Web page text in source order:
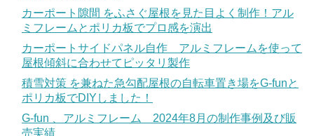
カーポート隙間 をふさぐ屋根を見た目よく制作！アル
ミフレームとポリカ板でプロ感を演出
カーポートサイドパネル自作 アルミフレームを使って
屋根傾斜に合わせてピッタリ製作
積雪対策 を兼ねた急勾配屋根の自転車置き場をG-funと
ポリカ板でDIYしました！
G-fun 、アルミフレーム 2024年8月の制作事例及び販
売実績